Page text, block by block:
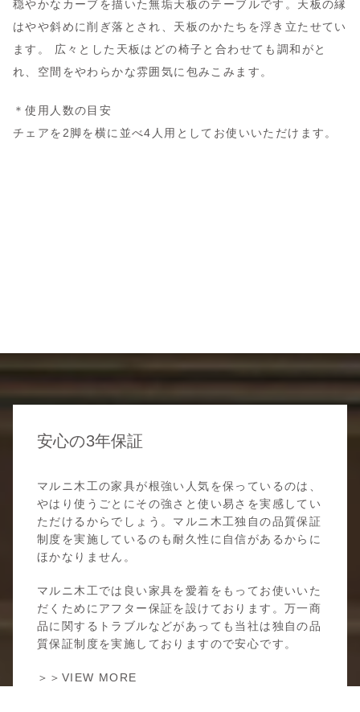
穏やかなカーブを描いた無垢天板のテーブルです。天板の縁
はやや斜めに削ぎ落とされ、天板のかたちを浮き立たせてい
ます。 広々とした天板はどの椅子と合わせても調和がと
れ、空間をやわらかな雰囲気に包みこみます。
＊使用人数の目安
チェアを2脚を横に並べ4人用としてお使いいただけます。
安心の3年保証
マルニ木工の家具が根強い人気を保っているのは、
やはり使うごとにその強さと使い易さを実感してい
ただけるからでしょう。マルニ木工独自の品質保証
制度を実施しているのも耐久性に自信があるからに
ほかなりません。
マルニ木工では良い家具を愛着をもってお使いいた
だくためにアフター保証を設けております。万一商
品に関するトラブルなどがあっても当社は独自の品
質保証制度を実施しておりますので安心です。
＞＞VIEW MORE